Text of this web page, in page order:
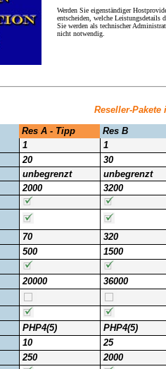
Werden Sie eigenständiger
entscheiden, welche Leistungsdetails
Sie werden als technischer
nicht notwendig.
Reseller-
Res A - Tipp Res B
1 1
20 30
unbegrenzt unbegrenzt
2000 3200
70 320
500 1500
20000 36000
PHP4(5) PHP4(5)
10 25
250 2000